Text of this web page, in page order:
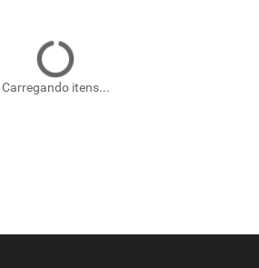
Carregando itens...